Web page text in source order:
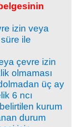
izin veya
ile
çevre izin
olmaması
üç ay
6 ncı
kurum
durum